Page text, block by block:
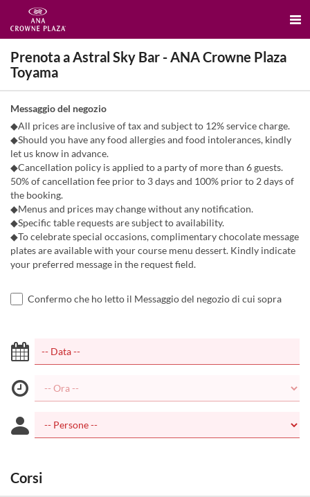
Prenota a Astral Sky Bar - ANA Crowne Plaza
Toyama
Messaggio del negozio
◆All prices are inclusive of tax and subject to 12% service charge.
◆Should you have any food allergies and food intolerances, kindly
let us know in advance.
◆Cancellation policy is applied to a party of more than 6 guests.
50% of cancellation fee prior to 3 days and 100% prior to 2 days of
the booking.
◆Menus and prices may change without any notification.
◆Specific table requests are subject to availability.
◆To celebrate special occasions, complimentary chocolate message
plates are available with your course menu dessert. Kindly indicate
your preferred message in the request field.
Confermo che ho letto il Messaggio del negozio di cui sopra
Corsi